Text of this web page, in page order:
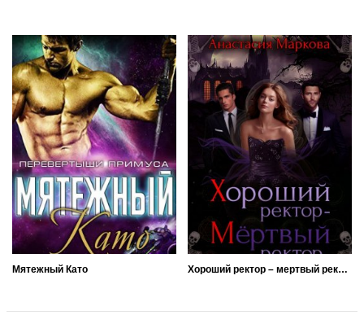
Мятежный Като Хороший ректор – мертвый ректор